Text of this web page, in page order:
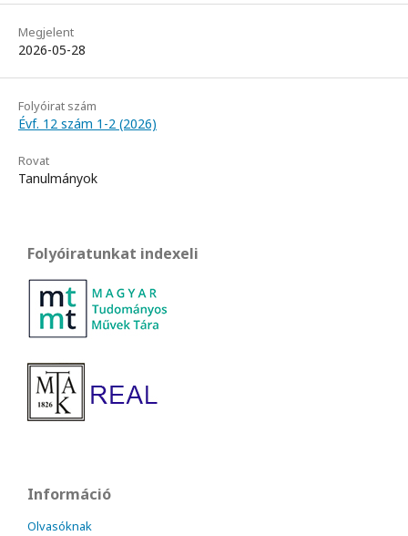
Megjelent
2026-05-28
Folyóirat szám
Évf. 12 szám 1-2 (2026)
Rovat
Tanulmányok
Folyóiratunkat indexeli
Információ
Olvasóknak